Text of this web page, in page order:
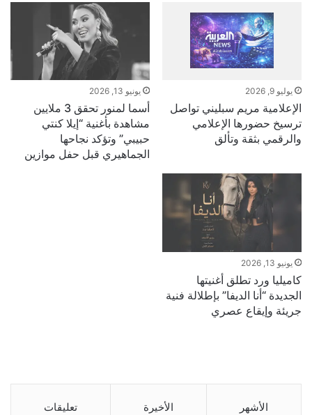
يوليو 9, 2026
الإعلامية مريم سبليني تواصل
ترسيخ حضورها الإعلامي
والرقمي بثقة وتألق
يونيو 13, 2026
أسما لمنور تحقق 3 ملايين
مشاهدة بأغنية “إيلا كنتي
حبيبي” وتؤكد نجاحها
الجماهيري قبل حفل موازين
يونيو 13, 2026
كاميليا ورد تطلق أغنيتها
الجديدة “أنا الديفا” بإطلالة فنية
جريئة وإيقاع عصري
الأشهر الأخيرة تعليقات